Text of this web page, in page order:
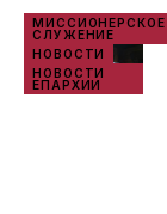
МИССИОНЕРСКОЕ
СЛУЖЕНИЕ
НОВОСТИ
НОВОСТИ
ЕПАРХИИ